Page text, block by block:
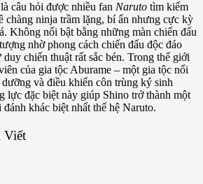
là câu hỏi được nhiều fan Naruto tìm kiếm
chàng ninja trầm lặng, bí ẩn nhưng cực kỳ
Không nổi bật bằng những màn chiến đấu
nhờ phong cách chiến đấu độc đáo
chiến thuật rất sắc bén. Trong thế giới
của gia tộc Aburame – một gia tộc nổi
và điều khiển côn trùng ký sinh
lực đặc biệt này giúp Shino trở thành một
khác biệt nhất thế hệ Naruto.
Viết